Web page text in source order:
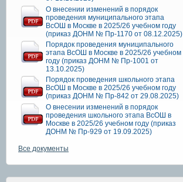
О внесении изменений в порядок
проведения муниципального этапа
ВсОШ в Москве в 2025/26 учебном году
(приказ ДОНМ № Пр-1170 от 08.12.2025)
Порядок проведения муниципального
этапа ВсОШ в Москве в 2025/26 учебном
году (приказ ДОНМ № Пр-1001 от
13.10.2025)
Порядок проведения школьного этапа
ВсОШ в Москве в 2025/26 учебном году
(приказ ДОНМ № Пр-842 от 29.08.2025)
О внесении изменений в порядок
проведения школьного этапа ВсОШ в
Москве в 2025/26 учебном году (приказ
ДОНМ № Пр-929 от 19.09.2025)
Все документы